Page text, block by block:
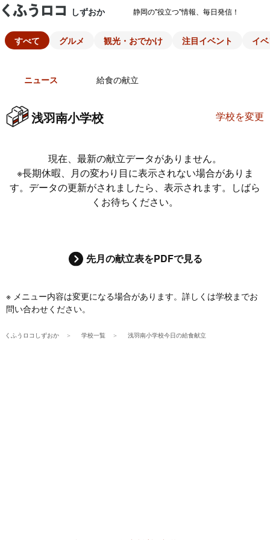
しずおか 静岡の"役立つ"情報、毎日発信！
すべて グルメ 観光・おでかけ 注目イベント イ
ニュース 給食の献立
浅羽南小学校 学校を変更
現在、最新の献立データがありません。
※長期休暇、月の変わり目に表示されない場合がありま
す。データの更新がされましたら、表示されます。しばら
くお待ちください。
先月の献立表をPDFで見る
※ メニュー内容は変更になる場合があります。詳しくは学校までお
問い合わせください。
くふうロコしずおか 学校一覧 浅羽南小学校今日の給食献立